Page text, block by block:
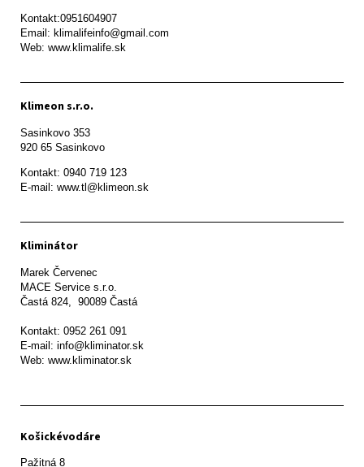
Kontakt:0951604907
Email: klimalifeinfo@gmail.com
Web: www.klimalife.sk
Klimeon s.r.o.
Sasinkovo 353
920 65 Sasinkovo
Kontakt: 0940 719 123
E-mail: www.tl@klimeon.sk
Kliminátor
Marek Červenec
MACE Service s.r.o.
Častá 824,  90089 Častá
Kontakt: 0952 261 091
E-mail: info@kliminator.sk
Web: www.kliminator.sk
Košickévodáre
Pažitná 8